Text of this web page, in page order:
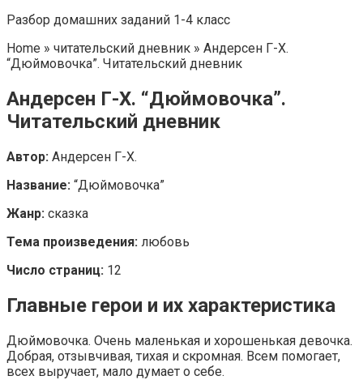
Разбор домашних заданий 1-4 класс
Home » читательский дневник » Андерсен Г-Х.
“Дюймовочка”. Читательский дневник
Андерсен Г-Х. “Дюймовочка”.
Читательский дневник
Автор: Андерсен Г-Х.
Название: “Дюймовочка”
Жанр: сказка
Тема произведения: любовь
Число страниц: 12
Главные герои и их характеристика
Дюймовочка. Очень маленькая и хорошенькая девочка.
Добрая, отзывчивая, тихая и скромная. Всем помогает,
всех выручает, мало думает о себе.